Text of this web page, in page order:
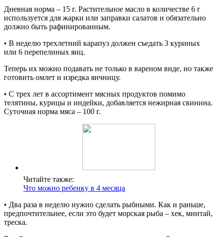
Дневная норма – 15 г. Растительное масло в количестве 6 г
используется для жарки или заправки салатов и обязательно
должно быть рафинированным.
• В неделю трехлетний карапуз должен съедать 3 куриных
или 6 перепелиных яиц.
Теперь их можно подавать не только в вареном виде, но также
готовить омлет и изредка яичницу.
• С трех лет в ассортимент мясных продуктов помимо
телятины, курицы и индейки, добавляется нежирная свинина.
Суточная норма мяса – 100 г.
Читайте также:
Что можно ребенку в 4 месяца
• Два раза в неделю нужно сделать рыбными. Как и раньше,
предпочтительнее, если это будет морская рыба – хек, минтай,
треска.